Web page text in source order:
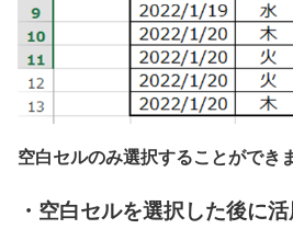
空白セルのみ選択することができ
・空白セルを選択した後に